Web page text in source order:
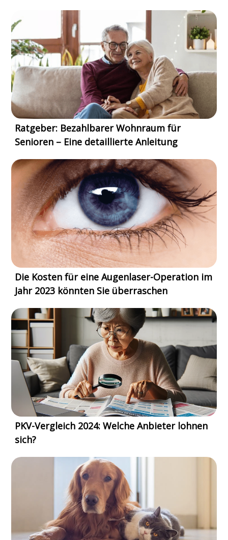
Ratgeber: Bezahlbarer Wohnraum für
Senioren – Eine detaillierte Anleitung
Die Kosten für eine Augenlaser-Operation im
Jahr 2023 könnten Sie überraschen
PKV-Vergleich 2024: Welche Anbieter lohnen
sich?